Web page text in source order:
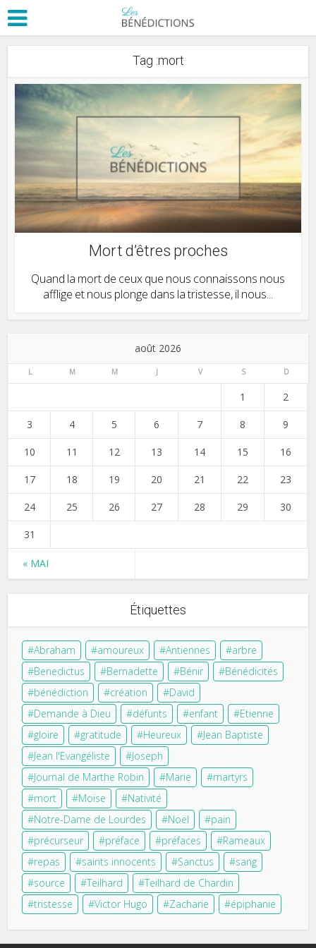
Tag :mort
Mort d’êtres proches
Quand la mort de ceux que nous connaissons nous
afflige et nous plonge dans la tristesse, il nous...
août 2026
L M M J V S D
« MAI
1 2
3 4 5 6 7 8 9
10 11 12 13 14 15 16
17 18 19 20 21 22 23
24 25 26 27 28 29 30
31
Étiquettes
Abraham amoureux Antiennes
arbre
Benedictus
Bernadette Bénir
Bénédicités
bénédiction
création
David
Demande à Dieu
défunts enfant
Etienne
gloire
gratitude Heureux
Jean Baptiste
Jean l'Evangéliste
Joseph
Journal de Marthe Robin
Marie
martyrs
mort
Moïse
Nativité
Notre-Dame de Lourdes
Noël
pain
précurseur
préface préfaces
Rameaux
repas
saints innocents Sanctus
sang
source
Teilhard
Teilhard de Chardin
tristesse
Victor Hugo Zacharie épiphanie